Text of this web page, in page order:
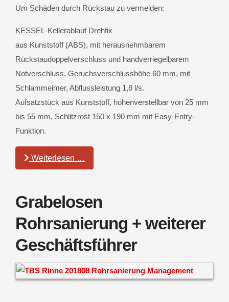
Um Schäden durch Rückstau zu vermeiden:
KESSEL-Kellerablauf Drehfix
aus Kunststoff (ABS), mit herausnehmbarem
Rückstaudoppelverschluss und handverriegelbarem
Notverschluss, Geruchsverschlusshöhe 60 mm, mit
Schlammeimer, Abflussleistung 1,8 l/s.
Aufsatzstück aus Kunststoff, höhenverstellbar von 25 mm
bis 55 mm, Schlitzrost 150 x 190 mm mit Easy-Entry-
Funktion.
Weiterlesen …
Grabelosen
Rohrsanierung + weiterer
Geschäftsführer